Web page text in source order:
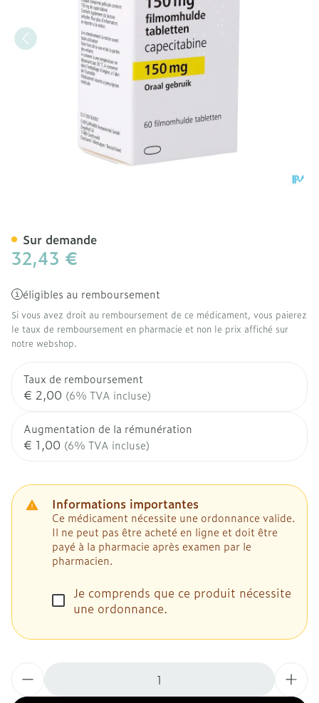
32,43 €
éligibles au remboursement
Si vous avez droit au remboursement de ce médicament, vous paierez
le taux de remboursement en pharmacie et non le prix affiché sur
notre webshop.
Taux de remboursement
€ 2,00 (6% TVA incluse)
Augmentation de la rémunération
€ 1,00 (6% TVA incluse)
Informations importantes
Ce médicament nécessite une ordonnance valide.
Il ne peut pas être acheté en ligne et doit être
payé à la pharmacie après examen par le
pharmacien.
Je comprends que ce produit nécessite
une ordonnance.
Sur demande